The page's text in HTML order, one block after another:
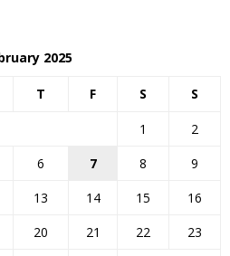
2025
T F S S
1
2
6 7 8
9
13 14 15
16
20 21 22
23